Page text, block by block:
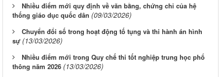
Nhiều điểm mới quy định về văn bằng, chứng chỉ của hệ
thống giáo dục quốc dân (09/03/2026)
Chuyển đổi số trong hoạt động tố tụng và thi hành án hình
sự (13/03/2026)
Nhiều điểm mới trong Quy chế thi tốt nghiệp trung học phổ
thông năm 2026 (13/03/2026)